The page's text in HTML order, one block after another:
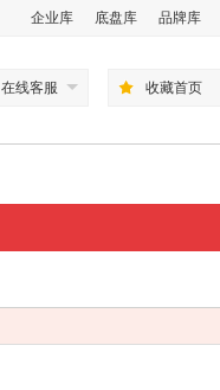
企业库 底盘库 品牌库
在线客服 收藏首页